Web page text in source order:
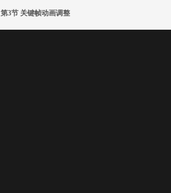
第3节 关键帧动画调整